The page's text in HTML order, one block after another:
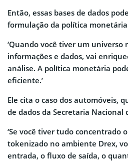
Então, essas bases de dados
formulação da política
‘Quando você tiver um universo
informações e dados, vai
análise. A política monetária
eficiente.’
Ele cita o caso dos automóveis,
de dados da Secretaria Nacional
‘Se você tiver tudo concentrado
tokenizado no ambiente Drex,
entrada, o fluxo de saída, o